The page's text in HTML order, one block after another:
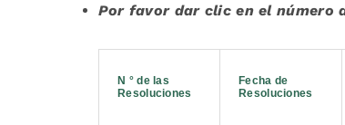
Por favor dar clic en el número
N ° de las
Resoluciones
Fecha de
Resoluciones